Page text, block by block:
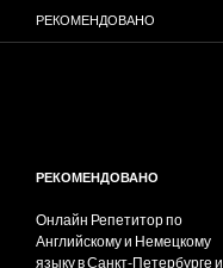
РЕКОМЕНДОВАНО
РЕКОМЕНДОВАНО
Онлайн Репетитор по
Английскому и Немецкому
языку в Санкт-Петербурге и